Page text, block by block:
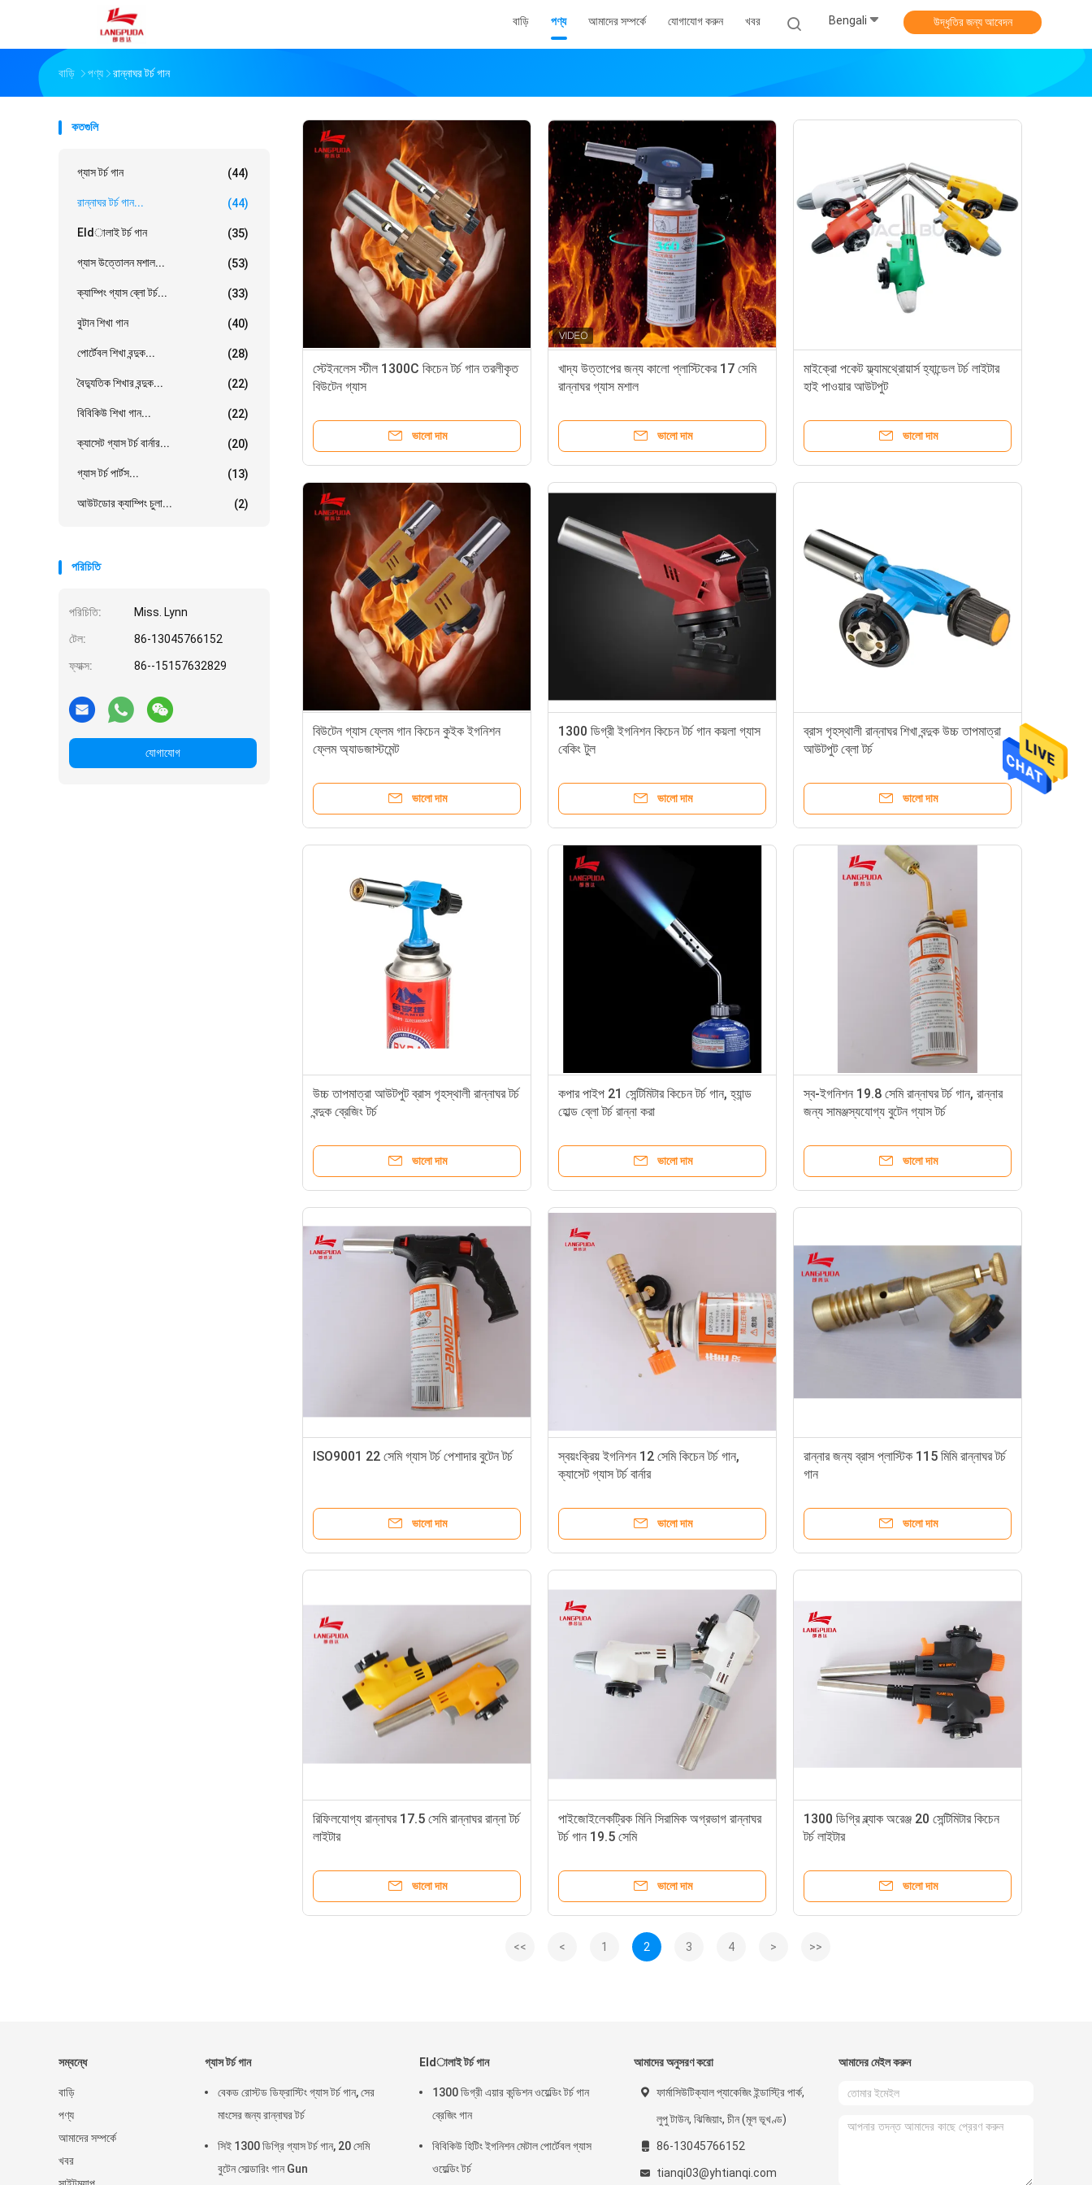
বাড়ি পণ্য আমাদের সম্পর্কে যোগাযোগ করুন খবর Bengali উদ্ধৃতির জন্য আবেদন
বাড়ি পণ্য রান্নাঘর টর্চ গান
কতগুলি
গ্যাস টর্চ গান (44)
রান্নাঘর টর্চ গান... (44)
Eldালাই টর্চ গান (35)
গ্যাস উত্তোলন মশাল... (53)
ক্যাম্পিং গ্যাস ব্লো টর্চ... (33)
বুটান শিখা গান (40)
পোর্টেবল শিখা বন্দুক... (28)
বৈদ্যুতিক শিখার বন্দুক... (22)
বিবিকিউ শিখা গান... (22)
ক্যাসেট গ্যাস টর্চ বার্নার... (20)
গ্যাস টর্চ পার্টস... (13)
আউটডোর ক্যাম্পিং চুলা... (2)
পরিচিতি
পরিচিতি: Miss. Lynn
টেল: 86-13045766152
ফ্যাক্স: 86--15157632829
যোগাযোগ
স্টেইনলেস স্টীল 1300C কিচেন টর্চ গান তরলীকৃত
বিউটেন গ্যাস
ভালো দাম
খাদ্য উত্তাপের জন্য কালো প্লাস্টিকের 17 সেমি
রান্নাঘর গ্যাস মশাল
ভালো দাম
মাইক্রো পকেট ফ্ল্যামথ্রোয়ার্স হ্যান্ডেল টর্চ লাইটার
হাই পাওয়ার আউটপুট
ভালো দাম
বিউটেন গ্যাস ফ্লেম গান কিচেন কুইক ইগনিশন
ফ্লেম অ্যাডজাস্টমেন্ট
ভালো দাম
1300 ডিগ্রী ইগনিশন কিচেন টর্চ গান কয়লা গ্যাস
বেকিং টুল
ভালো দাম
ব্রাস গৃহস্থালী রান্নাঘর শিখা বন্দুক উচ্চ তাপমাত্রা
আউটপুট ব্লো টর্চ
ভালো দাম
উচ্চ তাপমাত্রা আউটপুট ব্রাস গৃহস্থালী রান্নাঘর টর্চ
বন্দুক ব্রেজিং টর্চ
ভালো দাম
কপার পাইপ 21 সেন্টিমিটার কিচেন টর্চ গান, হ্যান্ড
হোল্ড ব্লো টর্চ রান্না করা
ভালো দাম
স্ব-ইগনিশন 19.8 সেমি রান্নাঘর টর্চ গান, রান্নার
জন্য সামঞ্জস্যযোগ্য বুটেন গ্যাস টর্চ
ভালো দাম
ISO9001 22 সেমি গ্যাস টর্চ পেশাদার বুটেন টর্চ
ভালো দাম
স্বয়ংক্রিয় ইগনিশন 12 সেমি কিচেন টর্চ গান,
ক্যাসেট গ্যাস টর্চ বার্নার
ভালো দাম
রান্নার জন্য ব্রাস প্লাস্টিক 115 মিমি রান্নাঘর টর্চ
গান
ভালো দাম
রিফিলযোগ্য রান্নাঘর 17.5 সেমি রান্নাঘর রান্না টর্চ
লাইটার
ভালো দাম
পাইজোইলেকট্রিক মিনি সিরামিক অগ্রভাগ রান্নাঘর
টর্চ গান 19.5 সেমি
ভালো দাম
1300 ডিগ্রি ব্ল্যাক অরেঞ্জ 20 সেন্টিমিটার কিচেন
টর্চ লাইটার
ভালো দাম
<< < 1 2 3 4 > >>
সম্বন্ধে
বাড়ি
পণ্য
আমাদের সম্পর্কে
খবর
গ্যাস টর্চ গান
বেকড রোস্টড ডিফ্রাস্টিং গ্যাস টর্চ গান, সের
মাংসের জন্য রান্নাঘর টর্চ
সিই 1300 ডিগ্রি গ্যাস টর্চ গান, 20 সেমি
বুটেন সোল্ডারিং গান Gun
Eldালাই টর্চ গান
1300 ডিগ্রী এয়ার কন্ডিশন ওয়েল্ডিং টর্চ গান
ব্রেজিং গান
বিবিকিউ হিটিং ইগনিশন মেটাল পোর্টেবল গ্যাস
ওয়েল্ডিং টর্চ
আমাদের অনুসরণ করো
ফার্মাসিউটিক্যাল প্যাকেজিং ইন্ডাস্ট্রি পার্ক,
লুপু টাউন, ঝিজিয়াং, চীন (মূল ভূখণ্ড)
86-13045766152
tianqi03@yhtianqi.com
আমাদের মেইল ​​করুন